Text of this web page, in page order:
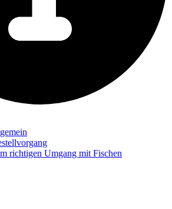
richtigen Umgang mit Fischen